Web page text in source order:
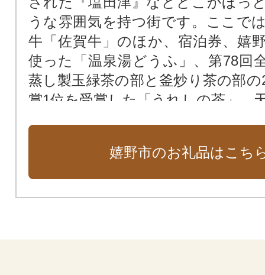
うな雰囲気を持つ街です。ここで
牛「佐賀牛」のほか、宿泊券、嬉
使った「温泉湯どうふ」、第78回
蒸し製玉緑茶の部と釜炒り茶の部
賞1位を受賞した「うれしの茶」、
きた「肥前吉田焼」など、嬉野を
礼品を多数取り揃えております。
る魅力を感じられる特産品をぜ
嬉野市のお礼品はこち